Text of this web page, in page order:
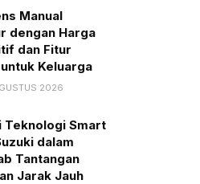
Manual
dengan Harga
dan Fitur
Keluarga
2026
Teknologi Smart
dalam
Tantangan
Jarak Jauh